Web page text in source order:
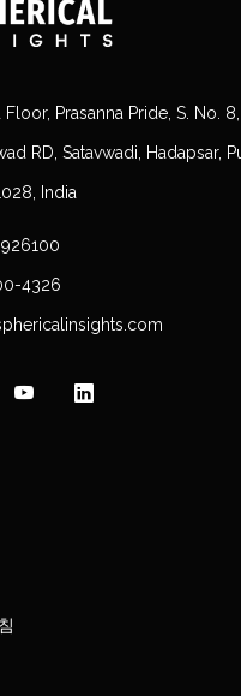
Prasanna Pride, S. No. 8,
RD, Satavwadi, Hadapsar,
India
4326